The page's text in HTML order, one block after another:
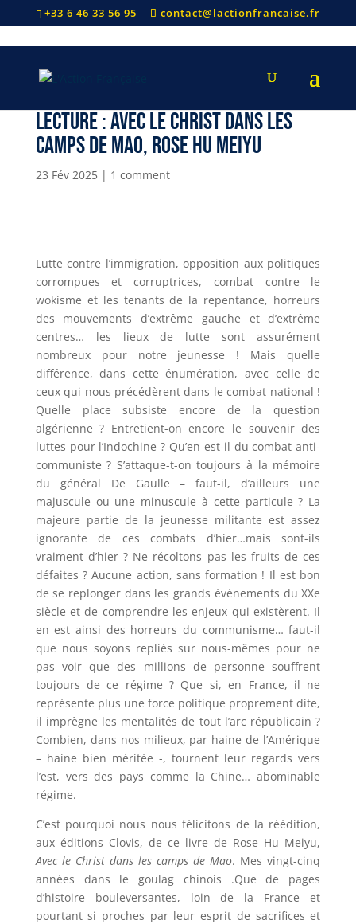
+33 6 46 33 56 95 contact@lactionfrancaise.fr
Lecture : Avec le Christ dans les
camps de Mao, Rose Hu Meiyu
23 Fév 2025| 1 comment
Lutte contre l’immigration, opposition aux politiques
corrompues et corruptrices, combat contre le
wokisme et les tenants de la repentance, horreurs
des mouvements d’extrême gauche et d’extrême
centres… les lieux de lutte sont assurément
nombreux pour notre jeunesse ! Mais quelle
différence, dans cette énumération, avec celle de
ceux qui nous précédèrent dans le combat national !
Quelle place subsiste encore de la question
algérienne ? Entretient-on encore le souvenir des
luttes pour l’Indochine ? Qu’en est-il du combat anti-
communiste ? S’attaque-t-on toujours à la mémoire
du général De Gaulle – faut-il, d’ailleurs une
majuscule ou une minuscule à cette particule ? La
majeure partie de la jeunesse militante est assez
ignorante de ces combats d’hier…mais sont-ils
vraiment d’hier ? Ne récoltons pas les fruits de ces
défaites ? Aucune action, sans formation ! Il est bon
de se replonger dans les grands événements du XXe
siècle et de comprendre les enjeux qui existèrent. Il
en est ainsi des horreurs du communisme… faut-il
que nous soyons repliés sur nous-mêmes pour ne
pas voir que des millions de personne souffrent
toujours de ce régime ? Que si, en France, il ne
représente plus une force politique proprement dite,
il imprègne les mentalités de tout l’arc républicain ?
Combien, dans nos milieux, par haine de l’Amérique
– haine bien méritée -, tournent leur regards vers
l’est, vers des pays comme la Chine… abominable
régime.
C’est pourquoi nous nous félicitons de la réédition,
aux éditions Clovis, de ce livre de Rose Hu Meiyu,
Avec le Christ dans les camps de Mao. Mes vingt-cinq
années dans le goulag chinois .Que de pages
d’histoire bouleversantes, loin de la France et
pourtant si proches par leur esprit de sacrifices et